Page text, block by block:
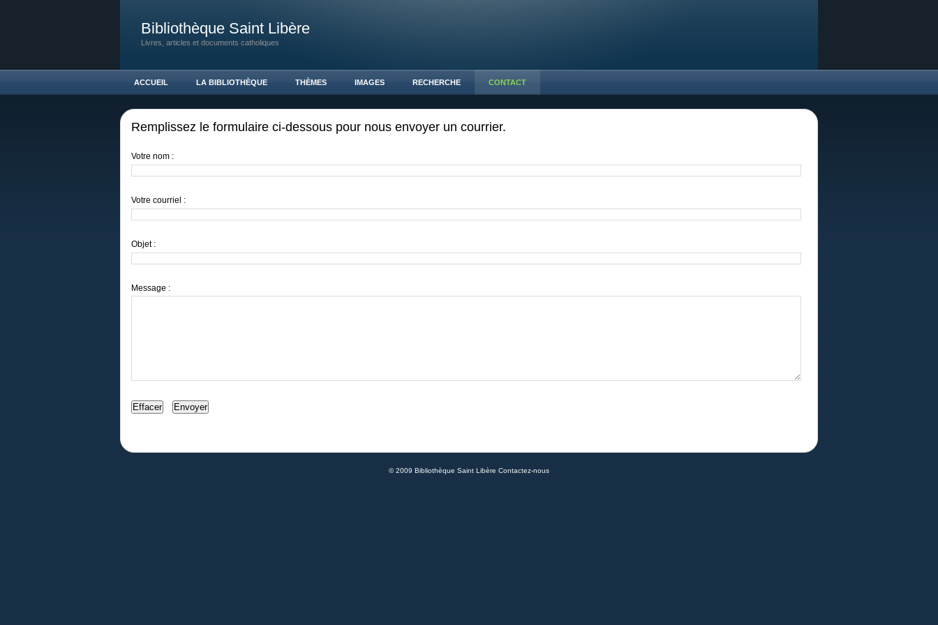
Bibliothèque Saint Libère
Livres, articles et documents catholiques
ACCUEIL LA BIBLIOTHÈQUE THÈMES IMAGES RECHERCHE CONTACT
Remplissez le formulaire ci-dessous pour nous envoyer un courrier.
Votre nom :
Votre courriel :
Objet :
Message :
© 2009 Bibliothèque Saint Libère Contactez-nous